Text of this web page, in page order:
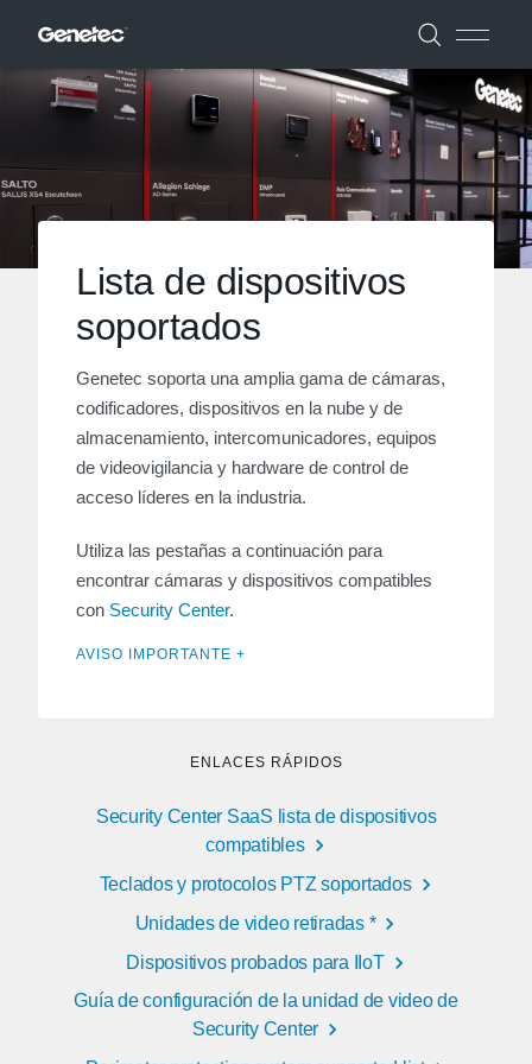
Lista de dispositivos
soportados
Genetec soporta una amplia gama de cámaras,
codificadores, dispositivos en la nube y de
almacenamiento, intercomunicadores, equipos
de videovigilancia y hardware de control de
acceso líderes en la industria.
Utiliza las pestañas a continuación para
encontrar cámaras y dispositivos compatibles
con Security Center.
AVISO IMPORTANTE +
ENLACES RÁPIDOS
Security Center SaaS lista de dispositivos
compatibles
Teclados y protocolos PTZ soportados
Unidades de video retiradas *
Dispositivos probados para IIoT
Guía de configuración de la unidad de video de
Security Center